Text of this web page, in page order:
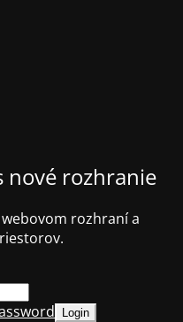
nové rozhranie
rozhraní a